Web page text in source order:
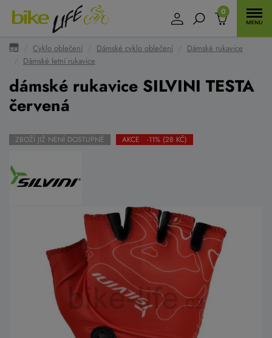
0
Cyklo oblečení Dámské cyklo oblečení
Dámské rukavice
Dámské letní rukavice
dámské rukavice SILVINI TESTA
červená
ZBOŽÍ JIŽ NENÍ DOSTUPNÉ AKCE -11% (28 KČ)